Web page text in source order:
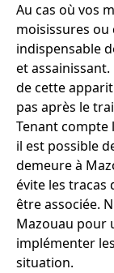
Au cas où vos
moisissures ou
indispensable
et
de cette
pas après le
Tenant compte
il est possible
demeure à
évite les tracas
être associée.
Mazouau pour
implémenter
situation.